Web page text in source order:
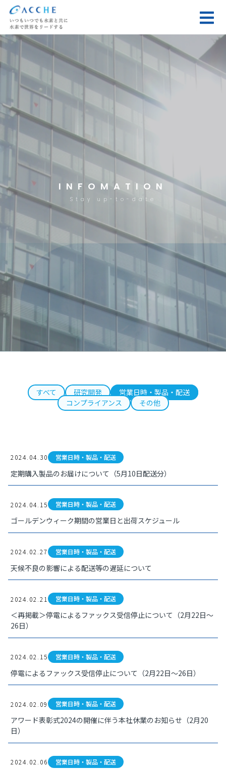
INFOMATION
Stay up-to-date
すべて 研究開発
営業日時・製品・配送
コンプライアンス
その他
営業日時・製品・配送
定期購入製品のお届けについて（5月10日配送分）
2024.04.30
営業日時・製品・配送
ゴールデンウィーク期間の営業日と出荷スケジュール
2024.04.15
営業日時・製品・配送
天候不良の影響による配送等の遅延について
2024.02.27
営業日時・製品・配送
＜再掲載＞停電によるファックス受信停止について（2月22日～
26日）
2024.02.21
営業日時・製品・配送
停電によるファックス受信停止について（2月22日～26日）
2024.02.15
営業日時・製品・配送
アワード表彰式2024の開催に伴う本社休業のお知らせ（2月20
日）
2024.02.09
営業日時・製品・配送
2024.02.06